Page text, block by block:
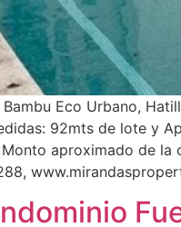
Eco Urbano,
92mts de lote y
aproximado de